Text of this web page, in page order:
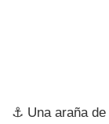
⚓ Una araña